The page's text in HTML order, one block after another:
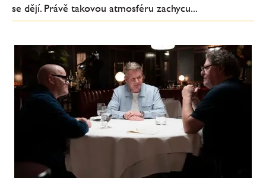
se dějí. Právě takovou atmosféru zachycu...